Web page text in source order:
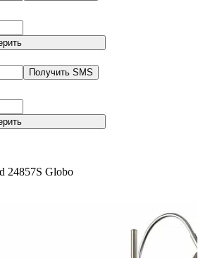
Получить SMS
24857S Globo